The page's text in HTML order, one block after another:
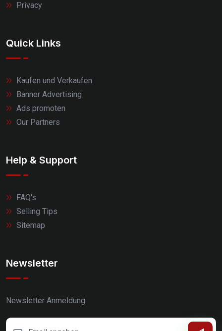
Privacy
Quick Links
Kaufen und Verkaufen
Banner Advertising
Ads promoten
Our Partners
Help & Support
FAQ's
Selling Tips
Sitemap
Newsletter
Newsletter Anmeldung